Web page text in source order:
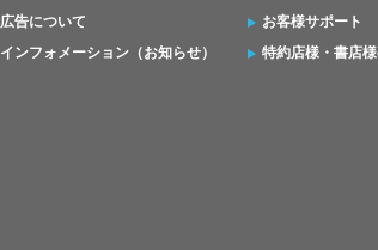
広告について
インフォメーション（お知らせ）
お客様サポート
特約店様・書店